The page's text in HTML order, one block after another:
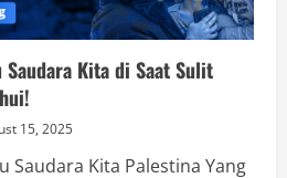
Kita di Saat Sulit
15, 2025
Saudara Kita Palestina Yang